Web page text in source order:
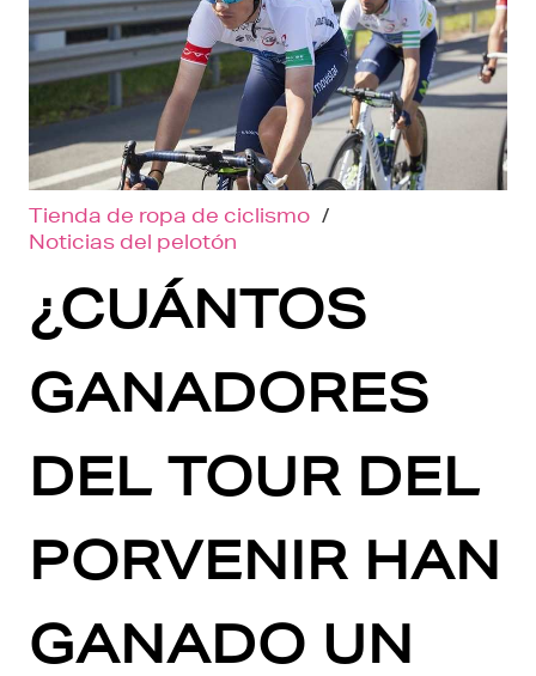
Tienda de ropa de ciclismo /
Noticias del pelotón
¿CUÁNTOS
GANADORES
DEL TOUR DEL
PORVENIR HAN
GANADO UN